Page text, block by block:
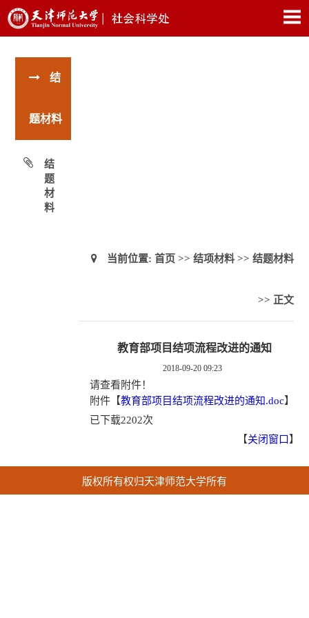
结
题材料
结
题
材
料
当前位置: 首页 >> 结项材料>> 结题材料
>> 正文
教育部项目结项流程改进的通知
2018-09-20 09:23
请查看附件！
附件【教育部项目结项流程改进的通知.doc】
已下载2202次
【关闭窗口 】
版权所有权归天津师范大学所有